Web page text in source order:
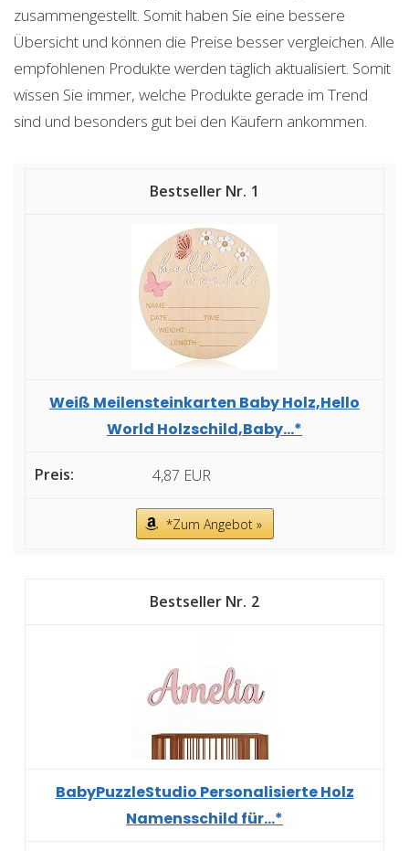
zusammengestellt. Somit haben Sie eine bessere
Übersicht und können die Preise besser vergleichen. Alle
empfohlenen Produkte werden täglich aktualisiert. Somit
wissen Sie immer, welche Produkte gerade im Trend
sind und besonders gut bei den Käufern ankommen.
1
Weiß Meilensteinkarten Baby Holz,Hello
World Holzschild,Baby...*
4,87 EUR
*Zum Angebot »
2
BabyPuzzleStudio Personalisierte Holz
Namensschild für...*